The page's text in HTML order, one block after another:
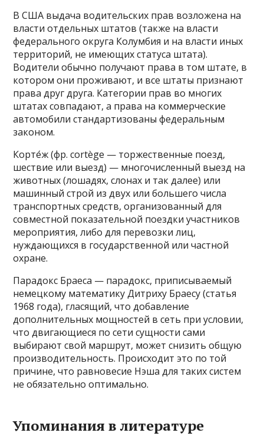
В США выдача водительских прав возложена на
власти отдельных штатов (также на власти
федерального округа Колумбия и на власти иных
территорий, не имеющих статуса штата).
Водители обычно получают права в том штате, в
котором они проживают, и все штаты признают
права друг друга. Категории прав во многих
штатах совпадают, а права на коммерческие
автомобили стандартизованы федеральным
законом.
Корте́ж (фр. cortège — торжественные поезд,
шествие или выезд) — многочисленный выезд на
животных (лошадях, слонах и так далее) или
машинный строй из двух или большего числа
транспортных средств, организованный для
совместной показательной поездки участников
мероприятия, либо для перевозки лиц,
нуждающихся в государственной или частной
охране.
Парадокс Браеса — парадокс, приписываемый
немецкому математику Дитриху Браесу (статья
1968 года), гласящий, что добавление
дополнительных мощностей в сеть при условии,
что двигающиеся по сети сущности сами
выбирают свой маршрут, может снизить общую
производительность. Происходит это по той
причине, что равновесие Нэша для таких систем
не обязательно оптимально.
Упоминания в литературе